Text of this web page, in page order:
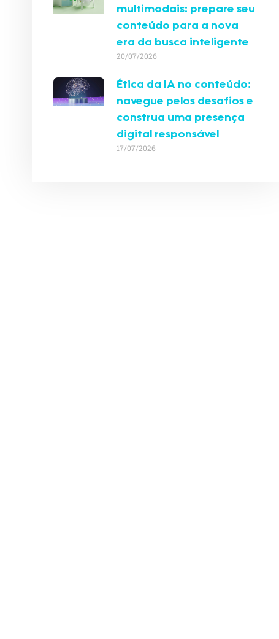
multimodais: prepare seu
conteúdo para a nova
era da busca inteligente
20/07/2026
Ética da IA no conteúdo:
navegue pelos desafios e
construa uma presença
digital responsável
17/07/2026